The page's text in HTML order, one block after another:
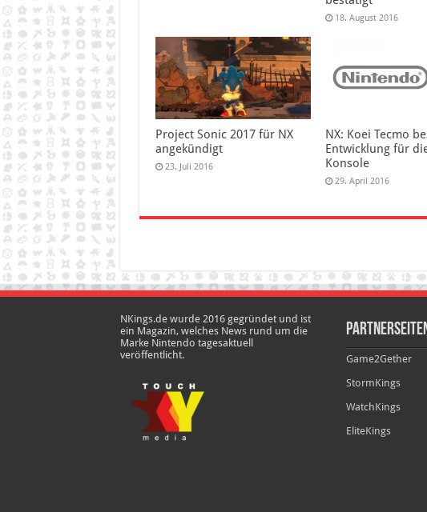
18. August 2016
Project Sonic 2017 für NX
angekündigt
23. Juli 2016
NX: Koei Tecmo
Entwicklung für
Konsole
29. April 2016
NKings.de wurde 2016 gegründet und ist
ein Magazin, welches News rund um die
Marke Nintendo tagesaktuell
veröffentlicht.
Game2Gether
StormKings
WatchKings
EliteKings